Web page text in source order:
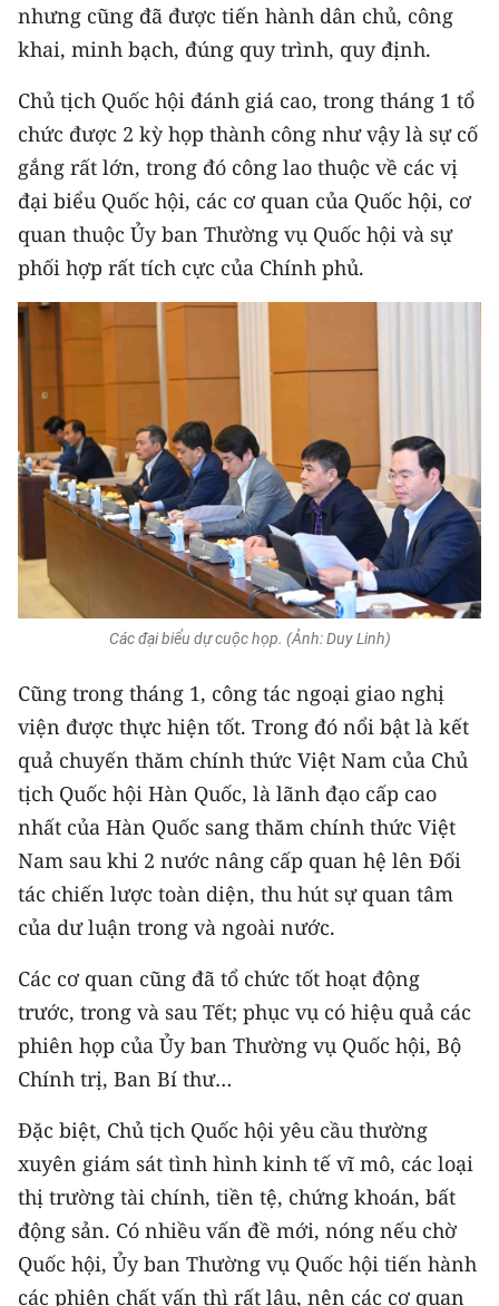
nhưng cũng đã được tiến hành dân chủ, công
khai, minh bạch, đúng quy trình, quy định.
Chủ tịch Quốc hội đánh giá cao, trong tháng 1 tổ
chức được 2 kỳ họp thành công như vậy là sự cố
gắng rất lớn, trong đó công lao thuộc về các vị
đại biểu Quốc hội, các cơ quan của Quốc hội, cơ
quan thuộc Ủy ban Thường vụ Quốc hội và sự
phối hợp rất tích cực của Chính phủ.
Các đại biểu dự cuộc họp. (Ảnh: Duy Linh)
Cũng trong tháng 1, công tác ngoại giao nghị
viện được thực hiện tốt. Trong đó nổi bật là kết
quả chuyến thăm chính thức Việt Nam của Chủ
tịch Quốc hội Hàn Quốc, là lãnh đạo cấp cao
nhất của Hàn Quốc sang thăm chính thức Việt
Nam sau khi 2 nước nâng cấp quan hệ lên Đối
tác chiến lược toàn diện, thu hút sự quan tâm
của dư luận trong và ngoài nước.
Các cơ quan cũng đã tổ chức tốt hoạt động
trước, trong và sau Tết; phục vụ có hiệu quả các
phiên họp của Ủy ban Thường vụ Quốc hội, Bộ
Chính trị, Ban Bí thư…
Đặc biệt, Chủ tịch Quốc hội yêu cầu thường
xuyên giám sát tình hình kinh tế vĩ mô, các loại
thị trường tài chính, tiền tệ, chứng khoán, bất
động sản. Có nhiều vấn đề mới, nóng nếu chờ
Quốc hội, Ủy ban Thường vụ Quốc hội tiến hành
các phiên chất vấn thì rất lâu, nên các cơ quan